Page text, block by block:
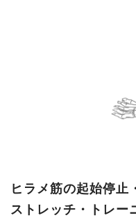
ヒラメ筋の起始停止
ストレッチ・トレー